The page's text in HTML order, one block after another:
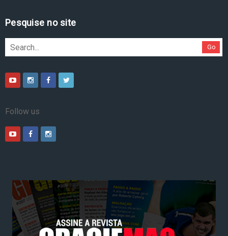
Pesquise no site
Go
Follow us